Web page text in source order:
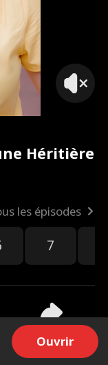
Héritière
les épisodes
7
Partager
Ouvrir